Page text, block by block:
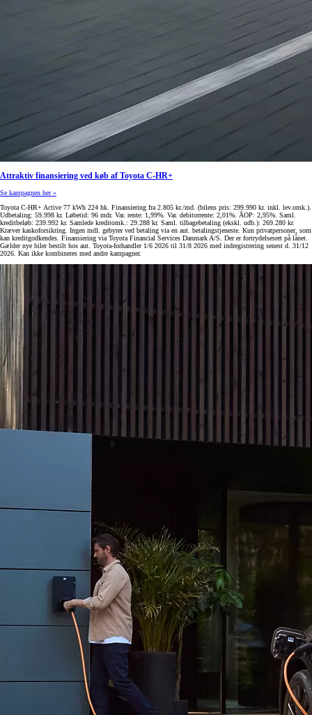
Attraktiv finansiering ved køb af Toyota C-HR+
Se kampagnen her »
Toyota C-HR+ Active 77 kWh 224 hk. Finansiering fra 2.805 kr./md. (bilens pris: 299.990 kr. inkl. lev.omk.).
Udbetaling: 59.998 kr. Løbetid: 96 mdr. Var. rente: 1,99%. Var. debitorrente: 2,01%. ÅOP: 2,95%. Saml.
kreditbeløb: 239.992 kr. Samlede kreditomk.: 29.288 kr. Saml. tilbagebetaling (ekskl. udb.): 269.280 kr.
Kræver kaskoforsikring. Ingen mdl. gebyrer ved betaling via en aut. betalingstjeneste. Kun privatpersoner, som
kan kreditgodkendes. Finansiering via Toyota Financial Services Danmark A/S. Der er fortrydelsesret på lånet.
Gælder nye biler bestilt hos aut. Toyota-forhandler 1/6 2026 til 31/8 2026 med indregistrering senest d. 31/12
2026. Kan ikke kombineres med andre kampagner.